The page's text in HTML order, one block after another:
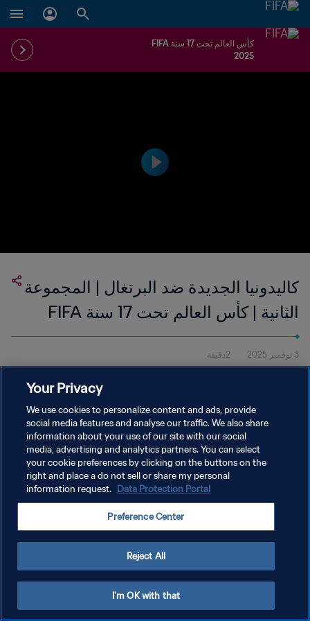
كأس العالم تحت 17 سنة FIFA
2025
كاليدونيا الجديدة ضد البرتغال | المجموعة
الثانية | كأس العالم تحت 17 سنة FIFA
قطر 2025™ | أبرز اللقطات
3 نوفمبر 2025 2دقيقة
شاهد أبرز لقطات مباراة كاليدونيا الجديدة والبرتغال التي أُقيمت في أسباير
شروط الخدمة
إدارة تفضيلات ملفات تعريف الارتباط
Your Privacy
We use cookies to personalize content and ads, provide
social media features and analyse our traffic. We also share
information about your use of our site with our social
media, advertising and analytics partners. You can select
your cookie preferences by clicking on the buttons on the
right and place a do not sell or share my personal
information request. Data Protection Portal
Preference Center
Reject All
I'm OK with that